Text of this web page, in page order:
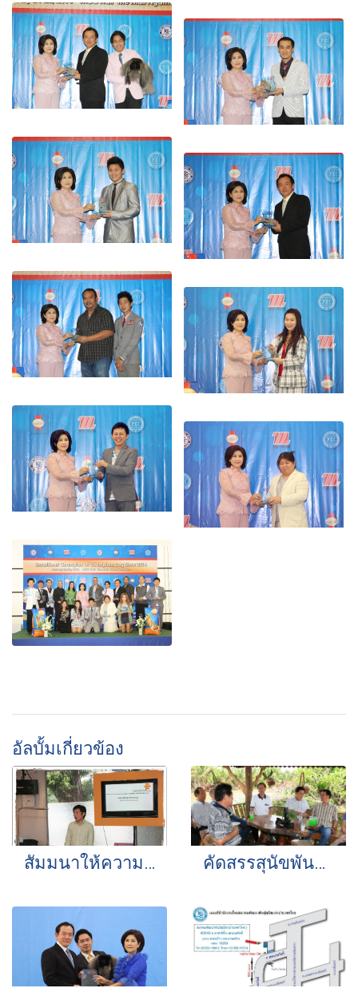
อัลบั้มเกี่ยวข้อง
สัมมนาให้ความรู้เรื่องการจูงสุนัข คัดสรรสุนัขพันธุ์ไทยหลังอานไปแข่งขันในรายการ EURO DOG SHOW 2012